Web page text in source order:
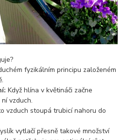
fyzikálním principu založeném
Když hlína v květináči začne
vzduch.
vzduch stoupá trubicí nahoru do
vytlačí přesně takové množství